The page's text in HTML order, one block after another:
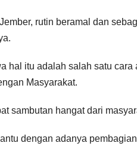
rutin beramal dan
hal itu adalah salah satu
Masyarakat.
sambutan hangat dari
dengan adanya